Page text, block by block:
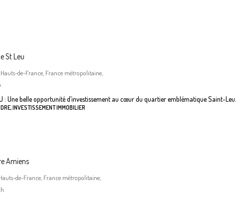
St Leu
de-France, France métropolitaine,
: Une belle opportunité d’investissement au cœur du quartier emblématique Saint-Leu.
INVESTISSEMENT IMMOBILIER
Amiens
de-France, France métropolitaine,